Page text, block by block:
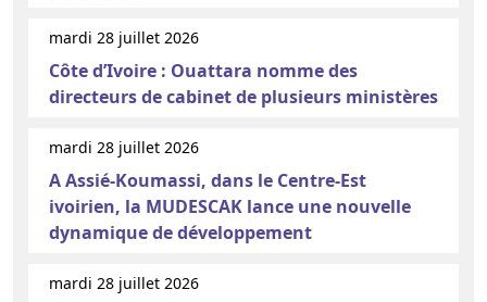
mardi 28 juillet 2026
Côte d’Ivoire : Ouattara nomme des
directeurs de cabinet de plusieurs ministères
mardi 28 juillet 2026
A Assié-Koumassi, dans le Centre-Est
ivoirien, la MUDESCAK lance une nouvelle
dynamique de développement
mardi 28 juillet 2026